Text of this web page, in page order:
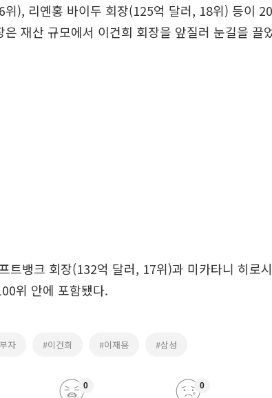
), 리옌홍 바이두 회장(125억 달러, 18위) 등이
은 재산 규모에서 이건희 회장을 앞질러 눈길을 끌
트뱅크 회장(132억 달러, 17위)과 미카타니 히로
위 안에 포함됐다.
자 #이건희 #이재용 #삼성
0 0